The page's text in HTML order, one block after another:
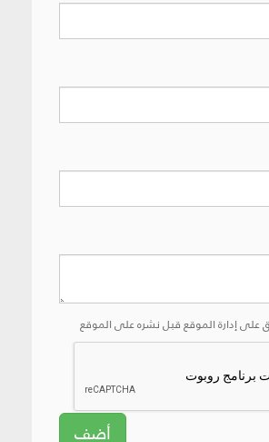
على إدارة الموقع قبل نشره على الموقع
أضف